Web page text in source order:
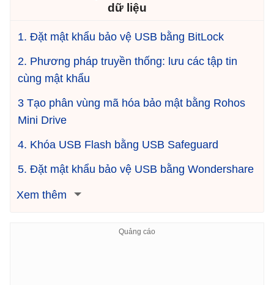
dữ liệu
1. Đặt mật khẩu bảo vệ USB bằng BitLock
2. Phương pháp truyền thống: lưu các tập tin
cùng mật khẩu
3 Tạo phân vùng mã hóa bảo mật bằng Rohos
Mini Drive
4. Khóa USB Flash bằng USB Safeguard
5. Đặt mật khẩu bảo vệ USB bằng Wondershare
Xem thêm